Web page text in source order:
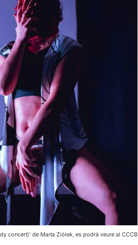
concert)’ de Marta Ziólek, es podrà veure al CCCB